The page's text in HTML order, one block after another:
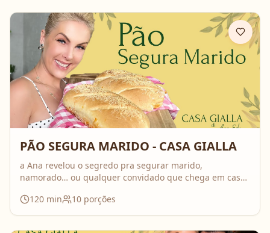
PÃO SEGURA MARIDO - CASA GIALLA
a Ana revelou o segredo pra segurar marido,
namorado… ou qualquer convidado que chega em casa!
delicioso, com um recheio irresistível e um toque
especial que a Ana só contou na hora do preparo.
120 min 10 porções